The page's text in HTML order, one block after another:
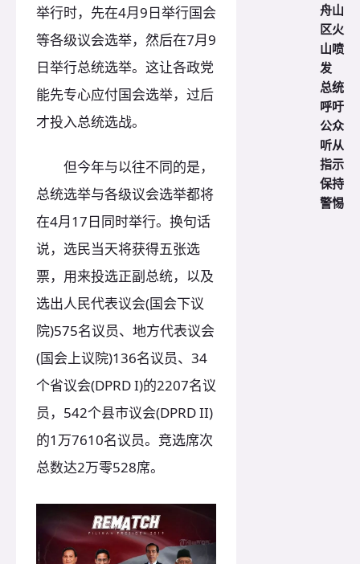
举行时，先在4月9日举行国会
等各级议会选举，然后在7月9
日举行总统选举。这让各政党
能先专心应付国会选举，过后
才投入总统选战。
但今年与以往不同的是，
总统选举与各级议会选举都将
在4月17日同时举行。换句话
说，选民当天将获得五张选
票，用来投选正副总统，以及
选出人民代表议会(国会下议
院)575名议员、地方代表议会
(国会上议院)136名议员、34
个省议会(DPRD I)的2207名议
员，542个县市议会(DPRD II)
的1万7610名议员。竞选席次
总数达2万零528席。
舟山
区火
山喷
发
总统
呼吁
公众
听从
指示
保持
警惕